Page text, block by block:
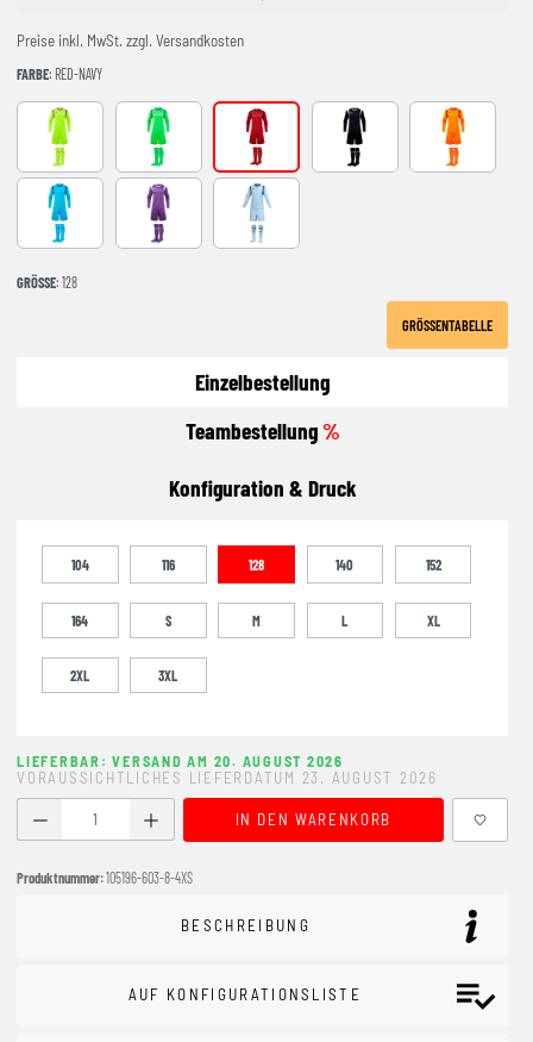
Preise inkl. MwSt. zzgl. Versandkosten
FARBE: RED-NAVY
AMARILLO FLUORFLUOR GREEN RED-NAVY BLACK-GREY NARANJA
Turquoise Purple LIGHT BLUE
GRÖSSE : 128
GRÖSSENTABELLE
Einzelbestellung
Teambestellung%
Konfiguration & Druck
104 116 128 140 152
164 S M L XL
2XL 3XL
LIEFERBAR: VERSAND AM 20. AUGUST 2026
VORAUSSICHTLICHES LIEFERDATUM 23. AUGUST 2026
Produkt Anzahl: Gib den gewünschten Wert ein oder
IN DEN WARENKORB
Produktnummer:105196-603-8-4XS
BESCHREIBUNG
AUF KONFIGURATIONSLISTE